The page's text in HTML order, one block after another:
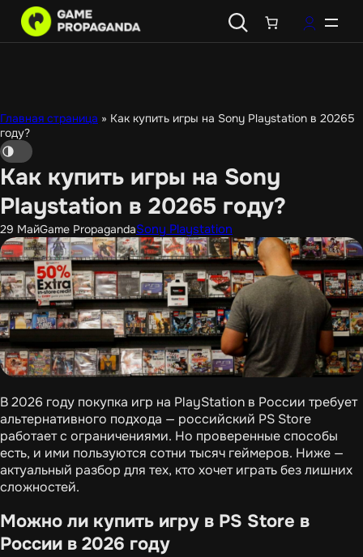
Перейти
содержимому
Главная страница » Как купить игры на Sony Playstation в 20265
году?
Как купить игры на Sony
Playstation в 20265 году?
29 МайGame PropagandaSony Playstation
В 2026 году покупка игр на PlayStation в России требует
альтернативного подхода — российский PS Store
работает с ограничениями. Но проверенные способы
есть, и ими пользуются сотни тысяч геймеров. Ниже —
актуальный разбор для тех, кто хочет играть без лишних
сложностей.
Можно ли купить игру в PS Store в
России в 2026 году